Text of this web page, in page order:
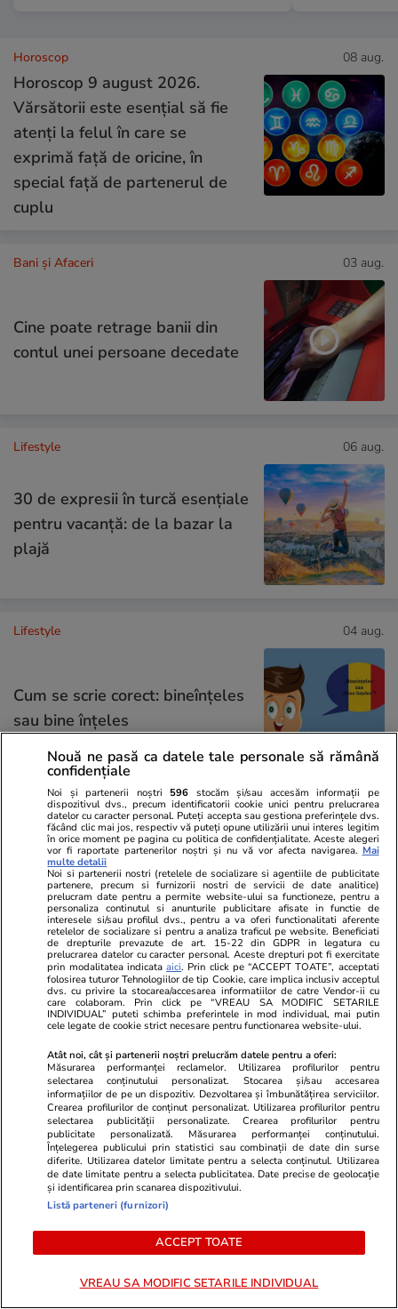
Horoscop 08 aug.
Horoscop 9 august 2026.
Vărsătorii este esențial să fie
atenți la felul în care se
exprimă față de oricine, în
special față de partenerul de
cuplu
Bani și Afaceri 03 aug.
Cine poate retrage banii din
contul unei persoane decedate
Lifestyle 06 aug.
30 de expresii în turcă esențiale
pentru vacanță: de la bazar la
plajă
Lifestyle 04 aug.
Cum se scrie corect: bineînțeles
sau bine înțeles
Știri România 18:28
Turiștii au ignorat steagul roşu
de pe plajele din Eforie şi au
fost amendați de jandarmi după
ce au intrat în valurile de doi
metri
Știri România 17:15
Primele imagini cu operațiunea
de salvare a celor doi
salvamontiști germani, blocați
pe peretele Văii Albe: „Nu
credeam că în România se face
Știri România
Carambol cu 6 mașini pe A2 și
coloane kilometrice pe DN1 și
Nouă ne pasă ca datele tale personale să rămână
confidențiale
Noi și partenerii noștri 596 stocăm și/sau accesăm informații pe
dispozitivul dvs., precum identificatorii cookie unici pentru prelucrarea
datelor cu caracter personal. Puteți accepta sau gestiona preferințele dvs.
făcând clic mai jos, respectiv vă puteți opune utilizării unui interes legitim
în orice moment pe pagina cu politica de confidențialitate. Aceste alegeri
vor fi raportate partenerilor noștri și nu vă vor afecta navigarea. Mai
multe detalii
Noi si partenerii nostri (retelele de socializare si agentiile de publicitate
partenere, precum si furnizorii nostri de servicii de date analitice)
prelucram date pentru a permite website-ului sa functioneze, pentru a
personaliza continutul si anunturile publicitare afisate in functie de
interesele si/sau profilul dvs., pentru a va oferi functionalitati aferente
retelelor de socializare si pentru a analiza traficul pe website. Beneficiati
de drepturile prevazute de art. 15-22 din GDPR in legatura cu
prelucrarea datelor cu caracter personal. Aceste drepturi pot fi exercitate
prin modalitatea indicataaici. Prin click pe “ACCEPT TOATE”, acceptati
folosirea tuturor Tehnologiilor de tip Cookie, care implica inclusiv acceptul
dvs. cu privire la stocarea/accesarea informatiilor de catre Vendor-ii cu
care colaboram. Prin click pe “VREAU SA MODIFIC SETARILE
INDIVIDUAL” puteti schimba preferintele in mod individual, mai putin
cele legate de cookie strict necesare pentru functionarea website-ului.
Atât noi, cât și partenerii noștri prelucrăm datele pentru a oferi:
Măsurarea performanței reclamelor. Utilizarea profilurilor pentru
selectarea conținutului personalizat. Stocarea și/sau accesarea
informațiilor de pe un dispozitiv. Dezvoltarea și îmbunătățirea serviciilor.
Crearea profilurilor de conținut personalizat. Utilizarea profilurilor pentru
selectarea publicității personalizate. Crearea profilurilor pentru
publicitate personalizată. Măsurarea performanței conținutului.
Înțelegerea publicului prin statistici sau combinații de date din surse
diferite. Utilizarea datelor limitate pentru a selecta conținutul. Utilizarea
de date limitate pentru a selecta publicitatea. Date precise de geolocație
și identificarea prin scanarea dispozitivului.
Listă parteneri (furnizori)
ACCEPT TOATE
VREAU SA MODIFIC SETARILE INDIVIDUAL